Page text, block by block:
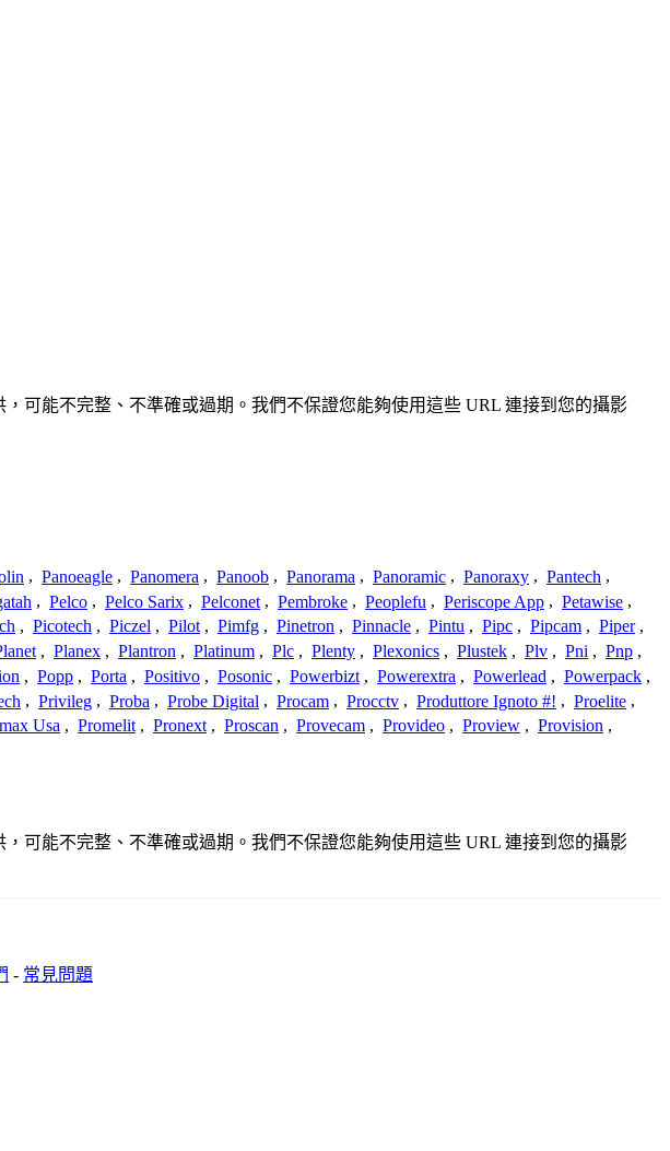
可能不完整、不準確或過期。我們不保證您能夠使用這些 URL 連接到您的攝影
, Panoeagle , Panomera , Panoob , Panorama , Panoramic , Panoraxy , Pantech ,
, Pelco , Pelco Sarix , Pelconet , Pembroke , Peoplefu , Periscope App , Petawise ,
, Picotech , Piczel , Pilot , Pimfg , Pinetron , Pinnacle , Pintu , Pipc , Pipcam , Piper ,
, Planex , Plantron , Platinum , Plc , Plenty , Plexonics , Plustek , Plv , Pni , Pnp ,
, Popp , Porta , Positivo , Posonic , Powerbizt , Powerextra , Powerlead , Powerpack ,
, Privileg , Proba , Probe Digital , Procam , Procctv , Produttore Ignoto #! , Proelite ,
Usa , Promelit , Pronext , Proscan , Provecam , Provideo , Proview , Provision ,
可能不完整、不準確或過期。我們不保證您能夠使用這些 URL 連接到您的攝影
- 常見問題